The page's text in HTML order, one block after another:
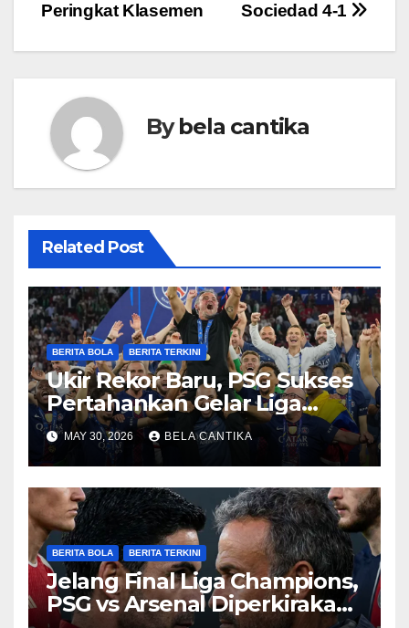
Sociedad 4-1
Peringkat Klasemen
Bybela cantika
Related Post
BERITA BOLA BERITA TERKINI
Ukir Rekor Baru, PSG Sukses
Pertahankan Gelar Liga
Champions
MAY 30, 2026 BELA CANTIKA
BERITA BOLA BERITA TERKINI
Jelang Final Liga Champions,
PSG vs Arsenal Diperkirakan